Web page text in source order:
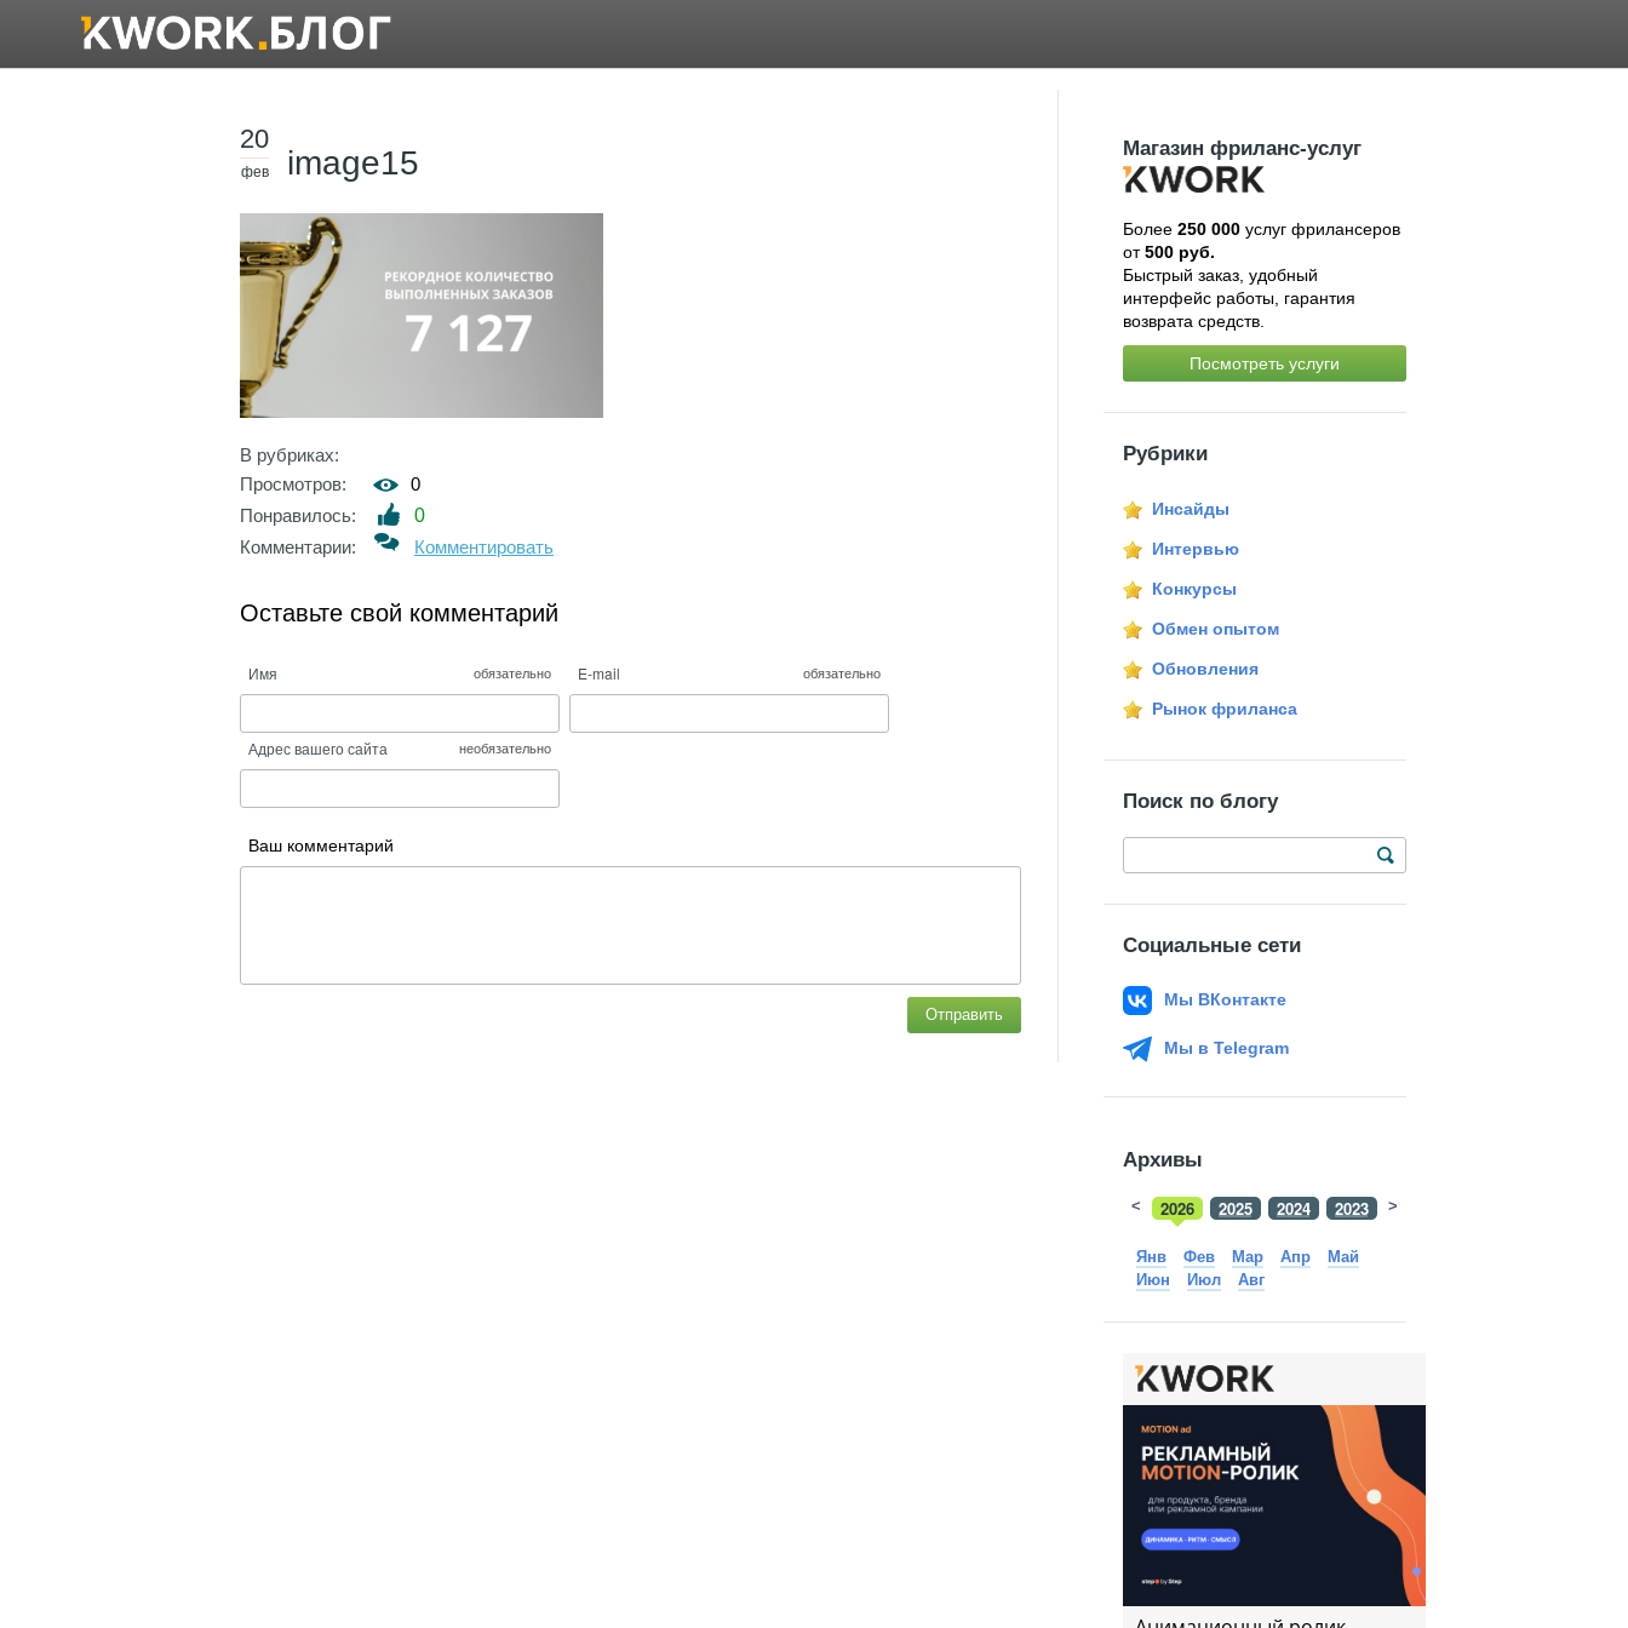
20
фев image15
В рубриках:
Просмотров:
0
Понравилось:
0
Комментарии:
Комментировать
Оставьте свой комментарий
Имя обязательно E-mail обязательно
Адрес вашего сайта необязательно
Ваш комментарий
Отправить
Магазин фриланс-услуг
Более 250 000услуг фрилансеров
от500 руб.
Быстрый заказ, удобный
интерфейс работы, гарантия
возврата средств.
Посмотреть услуги
Рубрики
Инсайды
Интервью
Конкурсы
Обмен опытом
Обновления
Рынок фриланса
Поиск по блогу
Социальные сети
Мы ВКонтакте
Мы в Telegram
Архивы
2026 2025 2024 2023 2022
< >
Янв Фев Мар Апр
Май
Июн
Июл Авг